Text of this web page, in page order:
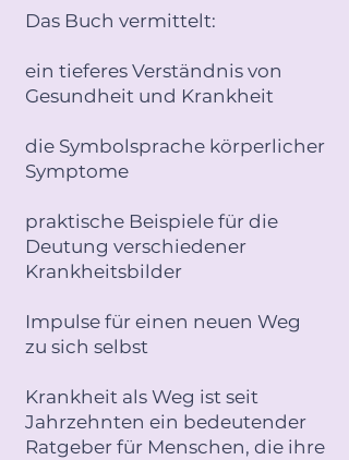
Das Buch vermittelt:
ein tieferes Verständnis von
Gesundheit und Krankheit
die Symbolsprache körperlicher
Symptome
praktische Beispiele für die
Deutung verschiedener
Krankheitsbilder
Impulse für einen neuen Weg
zu sich selbst
Krankheit als Weg ist seit
Jahrzehnten ein bedeutender
Ratgeber für Menschen, die ihre